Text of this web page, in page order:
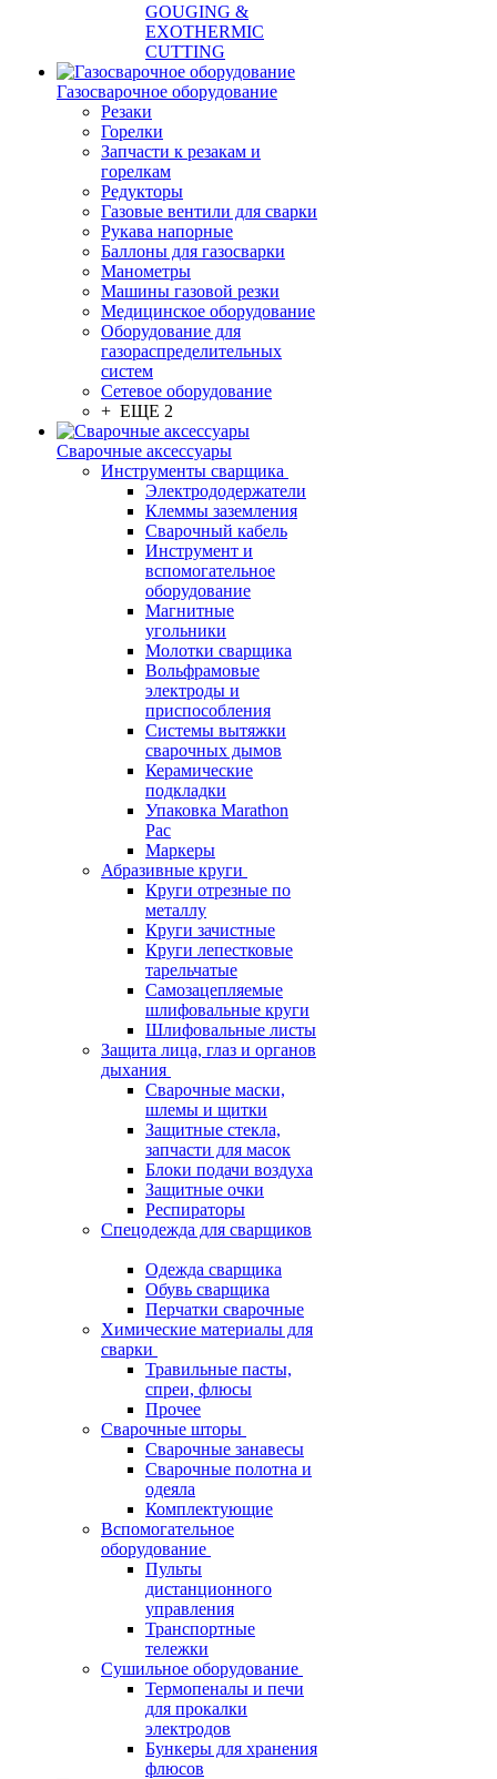
GOUGING &
EXOTHERMIC
CUTTING
Газосварочное оборудование
Резаки
Горелки
Запчасти к резакам и
горелкам
Редукторы
Газовые вентили для сварки
Рукава напорные
Баллоны для газосварки
Манометры
Машины газовой резки
Медицинское оборудование
Оборудование для
газораспределительных
систем
Сетевое оборудование
+ ЕЩЕ 2
Сварочные аксессуары
Инструменты сварщика
Электрододержатели
Клеммы заземления
Сварочный кабель
Инструмент и
вспомогательное
оборудование
Магнитные
угольники
Молотки сварщика
Вольфрамовые
электроды и
приспособления
Системы вытяжки
сварочных дымов
Керамические
подкладки
Упаковка Marathon
Pac
Маркеры
Абразивные круги
Круги отрезные по
металлу
Круги зачистные
Круги лепестковые
тарельчатые
Самозацепляемые
шлифовальные круги
Шлифовальные листы
Защита лица, глаз и органов
дыхания
Сварочные маски,
шлемы и щитки
Защитные стекла,
запчасти для масок
Блоки подачи воздуха
Защитные очки
Респираторы
Спецодежда для сварщиков
Одежда сварщика
Обувь сварщика
Перчатки сварочные
Химические материалы для
сварки
Травильные пасты,
спреи, флюсы
Прочее
Сварочные шторы
Сварочные занавесы
Сварочные полотна и
одеяла
Комплектующие
Вспомогательное
оборудование
Пульты
дистанционного
управления
Транспортные
тележки
Сушильное оборудование
Термопеналы и печи
для прокалки
электродов
Бункеры для хранения
флюсов